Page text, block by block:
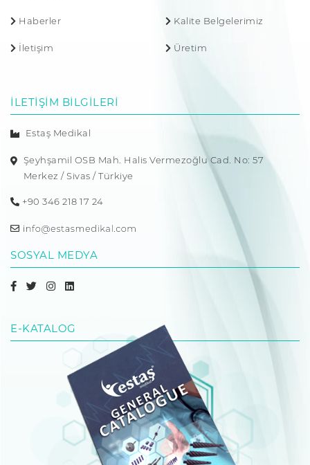
Haberler
İletişim
Kalite Belgelerimiz
Üretim
İLETİŞİM BİLGİLERİ
Estaş Medikal
Şeyhşamil OSB Mah. Halis Vermezoğlu Cad. No: 57
Merkez / Sivas / Türkiye
+90 346 218 17 24
SOSYAL MEDYA
E-KATALOG